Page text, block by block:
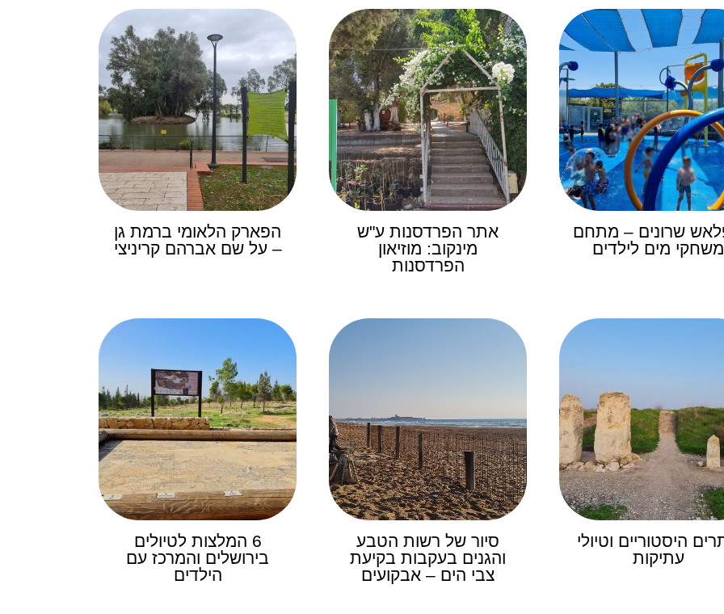
שרונים – מתחם
משחקי מים לילדים
אתר הפרדסנות ע"ש
מינקוב: מוזיאון
הפרדסנות
הפארק הלאומי ברמת גן
– על שם אברהם קריניצי
היסטוריים וטיולי
עתיקות
סיור של רשות הטבע
והגנים בעקבות בקיעת
צבי הים – אבקועים
6 המלצות לטיולים
בירושלים והמרכז עם
הילדים